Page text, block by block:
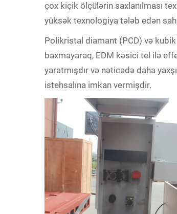
çox kiçik ölçülərin saxlanılması
yüksək texnologiya tələb edən
Polikristal diamant (PCD) və
baxmayaraq, EDM kəsici tel ilə
yaratmışdır və nəticədə daha
istehsalına imkan vermişdir.